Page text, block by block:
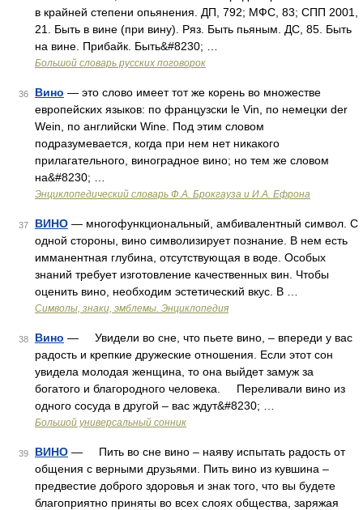
в крайней степени опьянения. ДП, 792; МФС, 83; СПП 2001,
21. Быть в вине (при вину). Ряз. Быть пьяным. ДС, 85. Быть
на вине. Прибайк. Быть&#8230; …
Большой словарь русских поговорок
36 Вино — это слово имеет тот же корень во множестве
европейских языков: по французски le Vin, по немецки der
Wein, по английски Wine. Под этим словом
подразумевается, когда при нем нет никакого
прилагательного, виноградное вино; но тем же словом
на&#8230; …
Энциклопедический словарь Ф.А. Брокгауза и И.А. Ефрона
37 ВИНО — многофункциональный, амбивалентный символ. С
одной стороны, вино символизирует познание. В нем есть
имманентная глубина, отсутствующая в воде. Особых
знаний требует изготовление качественных вин. Чтобы
оценить вино, необходим эстетический вкус. В …
Символы, знаки, эмблемы. Энциклопедия
38 Вино — Увидели во сне, что пьете вино, – впереди у вас
радость и крепкие дружеские отношения. Если этот сон
увидела молодая женщина, то она выйдет замуж за
богатого и благородного человека. Переливали вино из
одного сосуда в другой – вас ждут&#8230; …
Большой универсальный сонник
39 ВИНО — Пить во сне вино – наяву испытать радость от
общения с верными друзьями. Пить вино из кувшина –
предвестие доброго здоровья и знак того, что вы будете
благоприятно приняты во всех слоях общества, заряжая